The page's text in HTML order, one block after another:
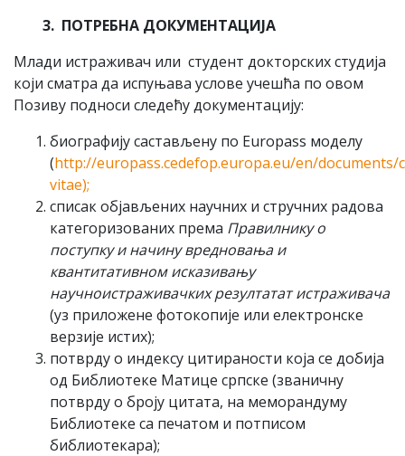
3. ПОТРЕБНА ДОКУМЕНТАЦИЈА
Млади истраживач или студент докторских студија
који сматра да испуњава услове учешћа по овом
Позиву подноси следећу документацију:
биографију састављену по Europass моделу
(http://europass.cedefop.europa.eu/en/documents/
vitae);
списак објављених научних и стручних радова
категоризованих према Правилнику о
поступку и начину вредновања и
квантитативном исказивању
научноистраживачких резултатат истраживача
(уз приложене фотокопије или електронске
верзије истих);
потврду о индексу цитираности која се добија
од Библиотеке Матице српске (званичну
потврду о броју цитата, на меморандуму
Библиотеке са печатом и потписом
библиотекара);